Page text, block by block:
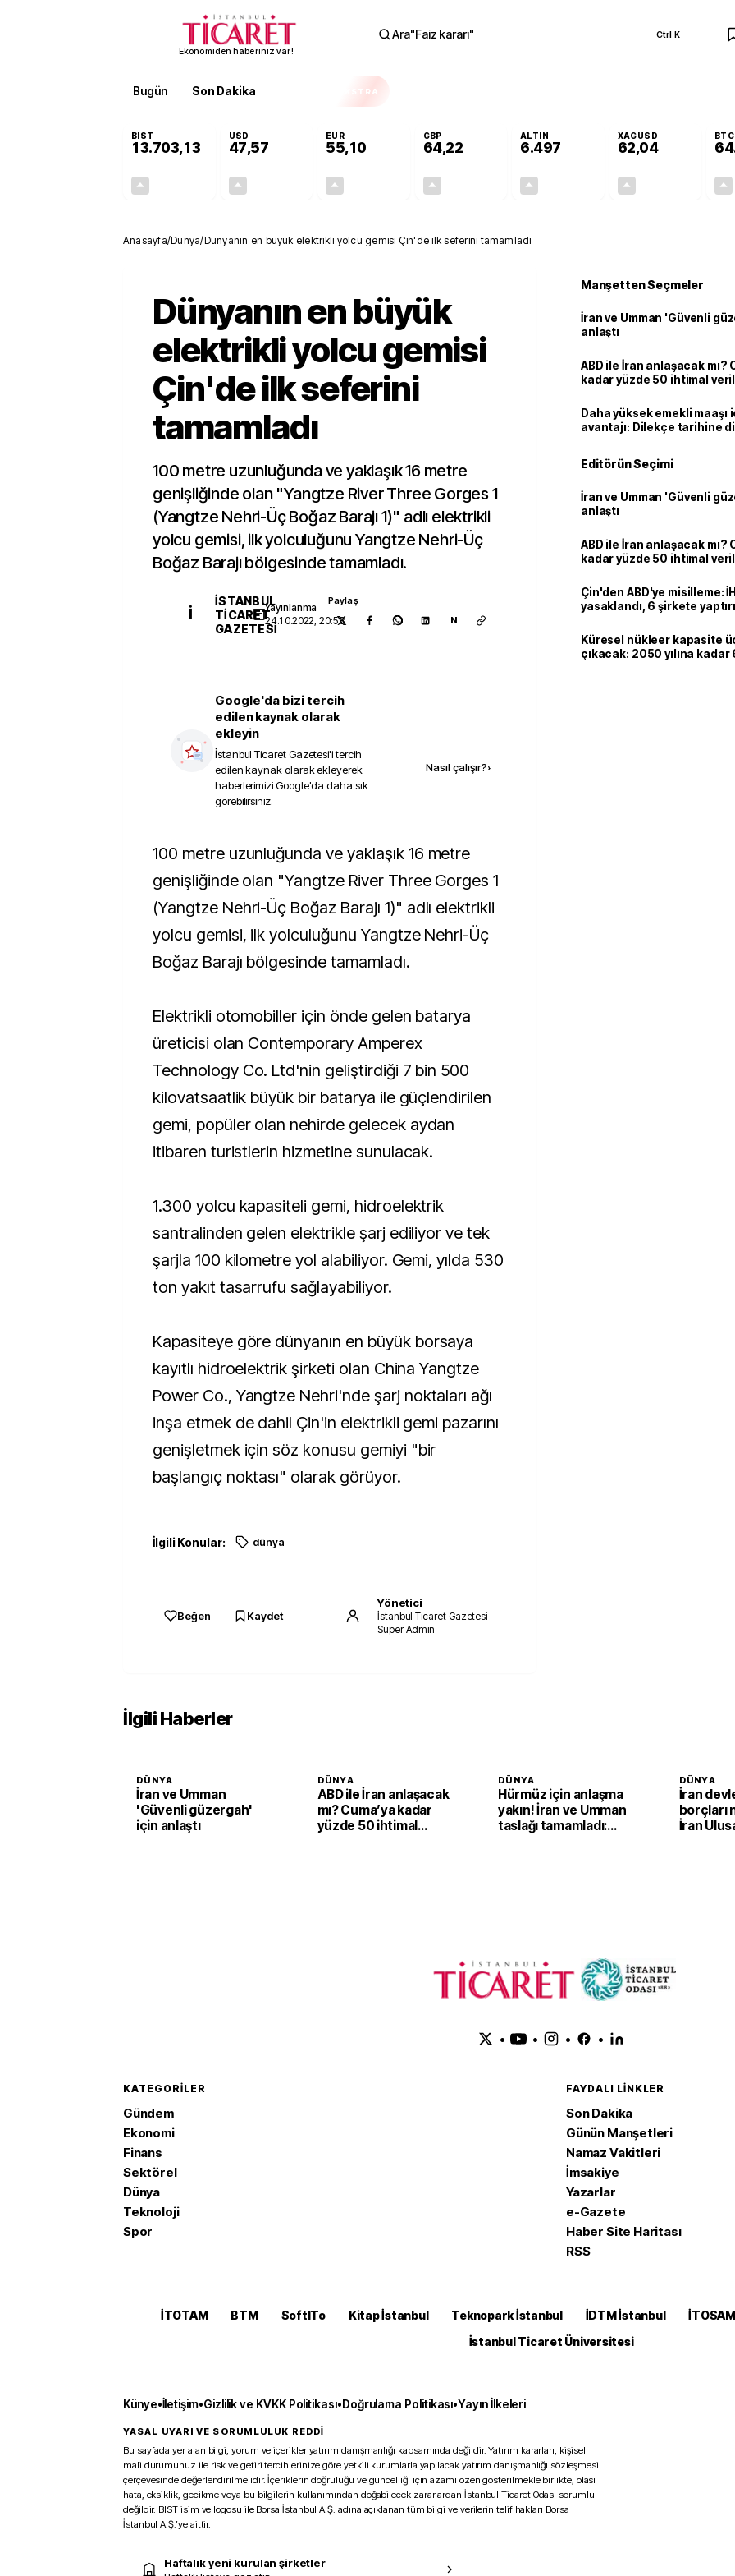
Ekonomiden haberiniz var!
Ara"Faiz kararı" Ctrl K
Bugün Son Dakika EKSTRA
BIST
13.703,13
USD
47,57
EUR
55,10
GBP
64,22
ALTIN
6.497
XAGUSD
62,04
BTC
Anasayfa/Dünya/Dünyanın en büyük elektrikli yolcu gemisi Çin'de ilk seferini tamamladı
Dünyanın en büyük
elektrikli yolcu gemisi
Çin'de ilk seferini
tamamladı
100 metre uzunluğunda ve yaklaşık 16 metre
genişliğinde olan "Yangtze River Three Gorges 1
(Yangtze Nehri-Üç Boğaz Barajı 1)" adlı elektrikli
yolcu gemisi, ilk yolculuğunu Yangtze Nehri-Üç
Boğaz Barajı bölgesinde tamamladı.
İ
İSTANBUL
TICARET
GAZETESI
Yayınlanma
24.10.2022, 20:58
Paylaş
N
Google'da bizi tercih
edilen kaynak olarak
ekleyin
İstanbul Ticaret Gazetesi'i tercih
edilen kaynak olarak ekleyerek
haberlerimizi Google'da daha sık
görebilirsiniz.
Nasıl çalışır?›
100 metre uzunluğunda ve yaklaşık 16 metre
genişliğinde olan "Yangtze River Three Gorges 1
(Yangtze Nehri-Üç Boğaz Barajı 1)" adlı elektrikli
yolcu gemisi, ilk yolculuğunu Yangtze Nehri-Üç
Boğaz Barajı bölgesinde tamamladı.
Elektrikli otomobiller için önde gelen batarya
üreticisi olan Contemporary Amperex
Technology Co. Ltd'nin geliştirdiği 7 bin 500
kilovatsaatlik büyük bir batarya ile güçlendirilen
gemi, popüler olan nehirde gelecek aydan
itibaren turistlerin hizmetine sunulacak.
1.300 yolcu kapasiteli gemi, hidroelektrik
santralinden gelen elektrikle şarj ediliyor ve tek
şarjla 100 kilometre yol alabiliyor. Gemi, yılda 530
ton yakıt tasarrufu sağlayabiliyor.
Kapasiteye göre dünyanın en büyük borsaya
kayıtlı hidroelektrik şirketi olan China Yangtze
Power Co., Yangtze Nehri'nde şarj noktaları ağı
inşa etmek de dahil Çin'in elektrikli gemi pazarını
genişletmek için söz konusu gemiyi "bir
başlangıç noktası" olarak görüyor.
İlgili Konular: dünya
Beğen Kaydet
Yönetici
İstanbul Ticaret Gazetesi –
Süper Admin
Manşetten Seçmeler
İran ve Umman 'Güvenli
anlaştı
ABD ile İran anlaşacak mı?
kadar yüzde 50 ihtimal
Daha yüksek emekli maaşı
avantajı: Dilekçe tarihine
Editörün Seçimi
İran ve Umman 'Güvenli
anlaştı
ABD ile İran anlaşacak mı?
kadar yüzde 50 ihtimal
Çin'den ABD'ye misilleme:
yasaklandı, 6 şirkete
Küresel nükleer kapasite
çıkacak: 2050 yılına kadar
İlgili Haberler
DÜNYA
İran ve Umman
'Güvenli güzergah'
için anlaştı
DÜNYA
ABD ile İran anlaşacak
mı? Cuma’ya kadar
yüzde 50 ihtimal
DÜNYA
Hürmüz için anlaşma
yakın! İran ve Umman
taslağı tamamladı:
DÜNYA
İran
borçları
İran
• • • •
KATEGORILER
Gündem
Ekonomi
Finans
Sektörel
Dünya
Teknoloji
Spor
FAYDALI LINKLER
Son Dakika
Günün Manşetleri
Namaz Vakitleri
İmsakiye
Yazarlar
e-Gazete
Haber Site Haritası
RSS
İTOTAM BTM SoftITo Kitap İstanbul Teknopark İstanbul İDTM İstanbul İTOSAM
İstanbul Ticaret Üniversitesi
Künye•İletişim•Gizlilik ve KVKK Politikası•Doğrulama Politikası•Yayın İlkeleri
YASAL UYARI VE SORUMLULUK REDDİ
Bu sayfada yer alan bilgi, yorum ve içerikler yatırım danışmanlığı kapsamında değildir. Yatırım kararları, kişisel
mali durumunuz ile risk ve getiri tercihlerinize göre yetkili kurumlarla yapılacak yatırım danışmanlığı sözleşmesi
çerçevesinde değerlendirilmelidir. İçeriklerin doğruluğu ve güncelliği için azami özen gösterilmekle birlikte, olası
hata, eksiklik, gecikme veya bu bilgilerin kullanımından doğabilecek zararlardan İstanbul Ticaret Odası sorumlu
değildir. BIST isim ve logosu ile Borsa İstanbul A.Ş. adına açıklanan tüm bilgi ve verilerin telif hakları Borsa
İstanbul A.Ş.’ye aittir.
Haftalık yeni kurulan şirketler